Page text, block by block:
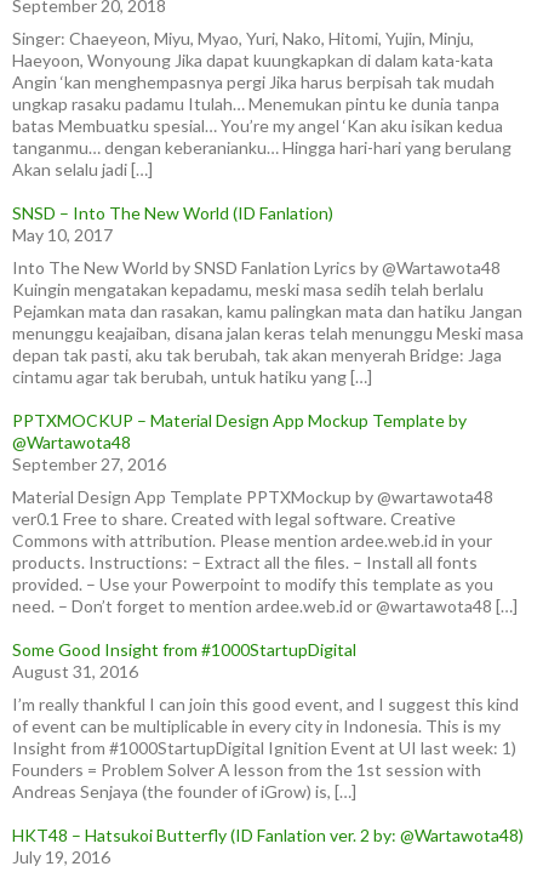
September 20, 2018
Singer: Chaeyeon, Miyu, Myao, Yuri, Nako, Hitomi, Yujin, Minju,
Haeyoon, Wonyoung Jika dapat kuungkapkan di dalam kata-kata
Angin ‘kan menghempasnya pergi Jika harus berpisah tak mudah
ungkap rasaku padamu Itulah… Menemukan pintu ke dunia tanpa
batas Membuatku spesial… You’re my angel ‘Kan aku isikan kedua
tanganmu… dengan keberanianku… Hingga hari-hari yang berulang
Akan selalu jadi […]
SNSD – Into The New World (ID Fanlation)
May 10, 2017
Into The New World by SNSD Fanlation Lyrics by @Wartawota48
Kuingin mengatakan kepadamu, meski masa sedih telah berlalu
Pejamkan mata dan rasakan, kamu palingkan mata dan hatiku Jangan
menunggu keajaiban, disana jalan keras telah menunggu Meski masa
depan tak pasti, aku tak berubah, tak akan menyerah Bridge: Jaga
cintamu agar tak berubah, untuk hatiku yang […]
PPTXMOCKUP – Material Design App Mockup Template by
@Wartawota48
September 27, 2016
Material Design App Template PPTXMockup by @wartawota48
ver0.1 Free to share. Created with legal software. Creative
Commons with attribution. Please mention ardee.web.id in your
products. Instructions: – Extract all the files. – Install all fonts
provided. – Use your Powerpoint to modify this template as you
need. – Don’t forget to mention ardee.web.id or @wartawota48 […]
Some Good Insight from #1000StartupDigital
August 31, 2016
I’m really thankful I can join this good event, and I suggest this kind
of event can be multiplicable in every city in Indonesia. This is my
Insight from #1000StartupDigital Ignition Event at UI last week: 1)
Founders = Problem Solver A lesson from the 1st session with
Andreas Senjaya (the founder of iGrow) is, […]
HKT48 – Hatsukoi Butterfly (ID Fanlation ver. 2 by: @Wartawota48)
July 19, 2016